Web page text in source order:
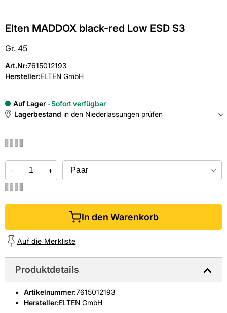
Elten MADDOX black-red Low ESD S3
Gr. 45
Art.Nr:7615012193
Hersteller:ELTEN GmbH
Auf Lager
Sofort verfügbar
Lagerbestand in den Niederlassungen prüfen
Online kaufen &kostenlos
− +
In den Warenkorb
Auf die Merkliste
Produktdetails
Artikelnummer:7615012193
Hersteller:ELTEN GmbH